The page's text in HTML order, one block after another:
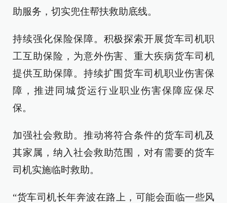
助服务，切实兜住帮扶救助底线。
持续强化保险保障。积极探索开展货车司机职
工互助保险，为意外伤害、重大疾病货车司机
提供互助保障。持续扩围货车司机职业伤害保
障，推进同城货运行业职业伤害保障应保尽
保。
加强社会救助。推动将符合条件的货车司机及
其家属，纳入社会救助范围，对有需要的货车
司机实施临时救助。
“货车司机长年奔波在路上，可能会面临一些风